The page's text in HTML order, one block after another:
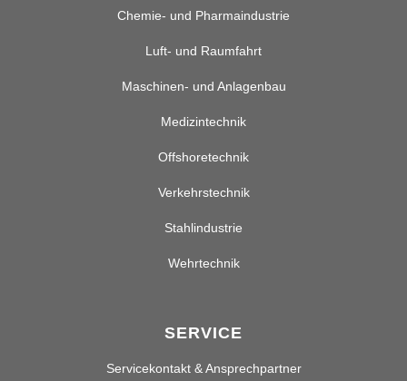
Chemie- und Pharmaindustrie
Luft- und Raumfahrt
Maschinen- und Anlagenbau
Medizintechnik
Offshoretechnik
Verkehrstechnik
Stahlindustrie
Wehrtechnik
SERVICE
Servicekontakt & Ansprechpartner